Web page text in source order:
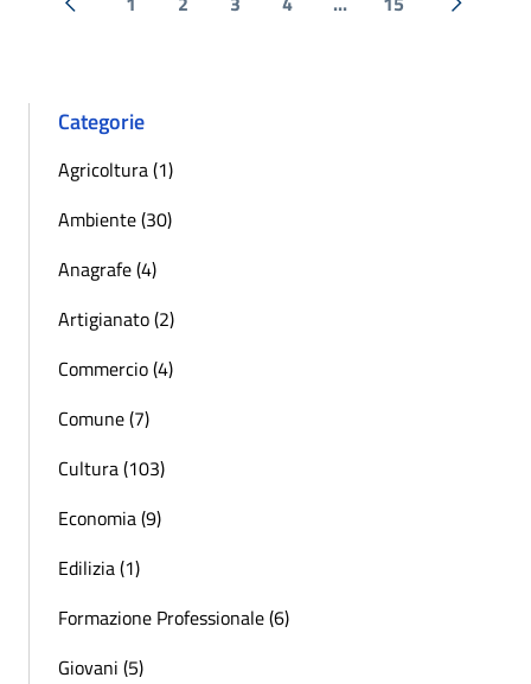
« Precedente
Categorie
Agricoltura (1)
Ambiente (30)
Anagrafe (4)
Artigianato (2)
Commercio (4)
Comune (7)
Cultura (103)
Economia (9)
Edilizia (1)
Formazione Professionale (6)
Giovani (5)